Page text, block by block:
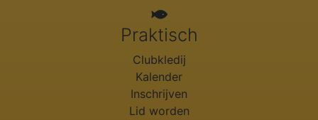
Praktisch
Clubkledij
Kalender
Inschrijven
Lid worden